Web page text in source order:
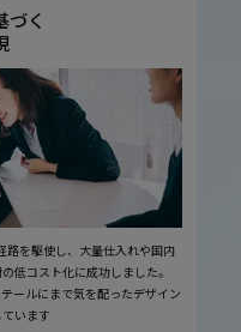
づく
を駆使し、大量仕入れや国内
低コスト化に成功しました。
ールにまで気を配ったデザイン
います